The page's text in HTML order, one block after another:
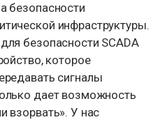
безопасности
инфраструктуры.
безопасности SCADA
которое
сигналы
дает возможность
взорвать». У нас